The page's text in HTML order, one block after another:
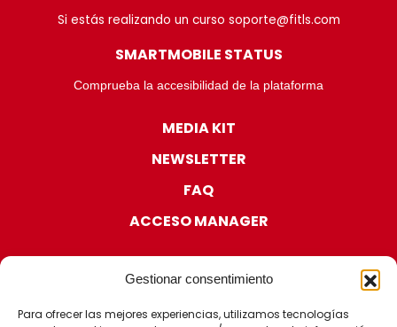
Gestionar consentimiento
Para ofrecer las mejores experiencias, utilizamos tecnologías
Si estás realizando un curso soporte@fitls.com
SMARTMOBILE STATUS
Comprueba la accesibilidad de la plataforma
MEDIA KIT
NEWSLETTER
FAQ
ACCESO MANAGER